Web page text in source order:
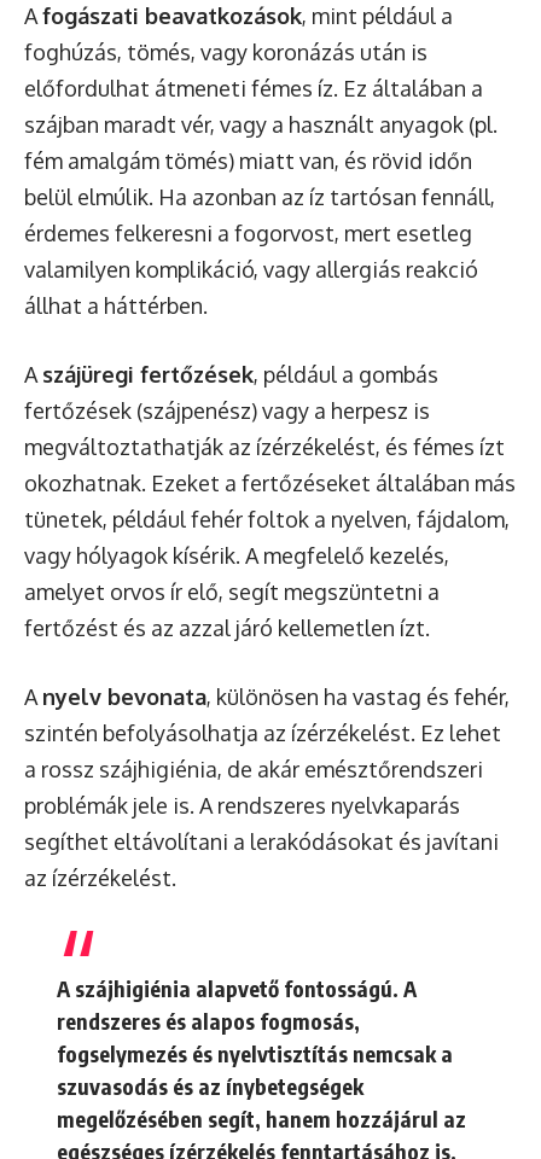
Afogászati beavatkozások, mint például a
foghúzás, tömés, vagy koronázás után is
előfordulhat átmeneti fémes íz. Ez általában a
szájban maradt vér, vagy a használt anyagok (pl.
fém amalgám tömés) miatt van, és rövid időn
belül elmúlik. Ha azonban az íz tartósan fennáll,
érdemes felkeresni a fogorvost, mert esetleg
valamilyen komplikáció, vagy allergiás reakció
állhat a háttérben.
A szájüregi fertőzések, például a gombás
fertőzések (szájpenész) vagy a herpesz is
megváltoztathatják az ízérzékelést, és fémes ízt
okozhatnak. Ezeket a fertőzéseket általában más
tünetek, például fehér foltok a nyelven, fájdalom,
vagy hólyagok kísérik. A megfelelő kezelés,
amelyet orvos ír elő, segít megszüntetni a
fertőzést és az azzal járó kellemetlen ízt.
A nyelv bevonata, különösen ha vastag és fehér,
szintén befolyásolhatja az ízérzékelést. Ez lehet
a rossz szájhigiénia, de akár emésztőrendszeri
problémák jele is. A rendszeres nyelvkaparás
segíthet eltávolítani a lerakódásokat és javítani
az ízérzékelést.
A szájhigiénia alapvető fontosságú. A
rendszeres és alapos fogmosás,
fogselymezés és nyelvtisztítás nemcsak a
szuvasodás és az ínybetegségek
megelőzésében segít, hanem hozzájárul az
egészséges ízérzékelés fenntartásához is.